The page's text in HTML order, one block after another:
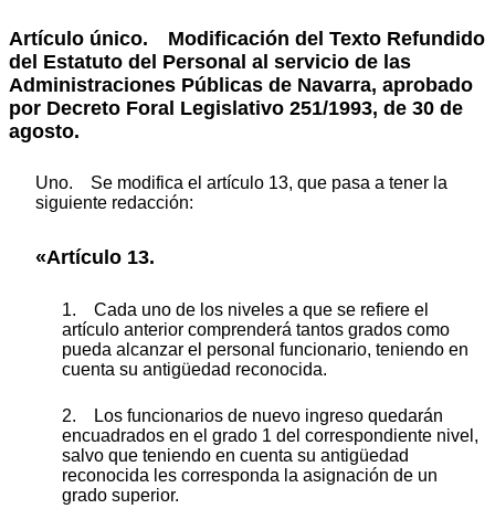
Artículo único. Modificación del Texto Refundido
del Estatuto del Personal al servicio de las
Administraciones Públicas de Navarra, aprobado
por Decreto Foral Legislativo 251/1993, de 30 de
agosto.
Uno. Se modifica el artículo 13, que pasa a tener la
siguiente redacción:
«Artículo 13.
1. Cada uno de los niveles a que se refiere el
artículo anterior comprenderá tantos grados como
pueda alcanzar el personal funcionario, teniendo en
cuenta su antigüedad reconocida.
2. Los funcionarios de nuevo ingreso quedarán
encuadrados en el grado 1 del correspondiente nivel,
salvo que teniendo en cuenta su antigüedad
reconocida les corresponda la asignación de un
grado superior.